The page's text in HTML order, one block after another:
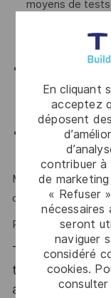
En cliquant
acceptez
déposent
contribuer
de
« Refuser
seront
naviguer
considéré
cookies.
moyens de
maintenant une
vous avez une
certification et
DO160, DO178 .
vous aimez
(anglais oral et
Méthode, rigueur,
d'innovation sont
Rejoignez notre
Thales,
tous les talents.
atout. Postulez